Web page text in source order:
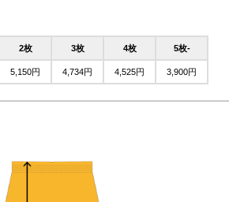
2枚 3枚 4枚 5枚-
5,150円 4,734円 4,525円 3,900円